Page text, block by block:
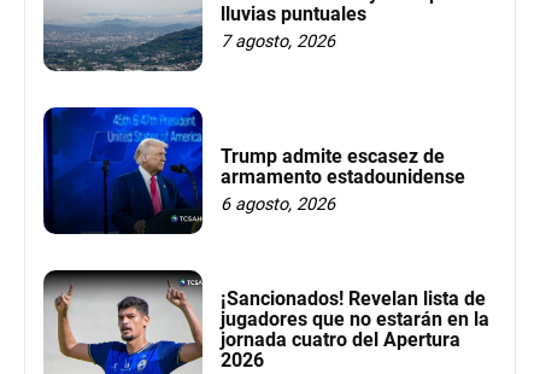
lluvias puntuales
7 agosto, 2026
Trump admite escasez de
armamento estadounidense
6 agosto, 2026
¡Sancionados! Revelan lista de
jugadores que no estarán en la
jornada cuatro del Apertura
2026